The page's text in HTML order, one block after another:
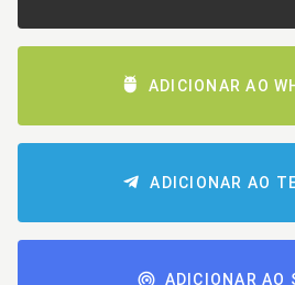
ADICIONAR AO
ADICIONAR AO
ADICIONAR AO